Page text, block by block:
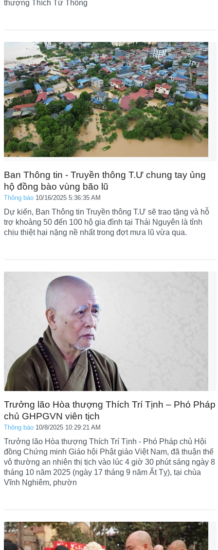
thượng Thích Từ Thông
Ban Thông tin - Truyền thông T.Ư chung tay ủng
hộ đồng bào vùng bão lũ
Thông báo 10/16/2025 5:36:35 AM
Dự kiến, Ban Thông tin Truyền thông T.Ư sẽ trao tặng và hỗ
trợ khoảng 50 đến 100 hộ gia đình tại Thái Nguyên là tỉnh
chịu thiệt hại nặng nề nhất trong đợt mưa lũ vừa qua.
Trưởng lão Hòa thượng Thích Trí Tịnh – Phó Pháp
chủ GHPGVN viên tịch
Thông báo 10/8/2025 10:29:21 AM
Trưởng lão Hòa thượng Thích Trí Tịnh - Phó Pháp chủ Hội
đồng Chứng minh Giáo hội Phật giáo Việt Nam, đã thuận thế
vô thường an nhiên thị tịch vào lúc 4 giờ 30 phút sáng ngày 8
tháng 10 năm 2025 (ngày 17 tháng 9 năm Ất Tỵ), tại chùa
Vĩnh Nghiêm, phườn